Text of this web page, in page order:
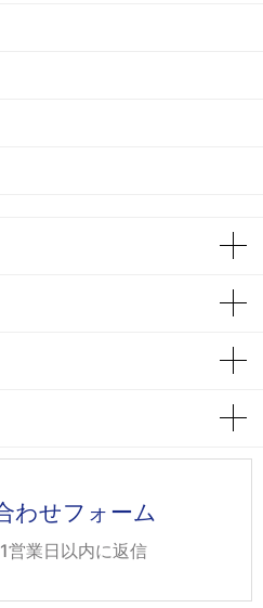
わせフォーム
営業日以内に返信